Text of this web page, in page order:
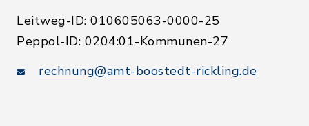
Leitweg-ID: 010605063-0000-25
Peppol-ID: 0204:01-Kommunen-27
rechnung@amt-boostedt-rickling.de